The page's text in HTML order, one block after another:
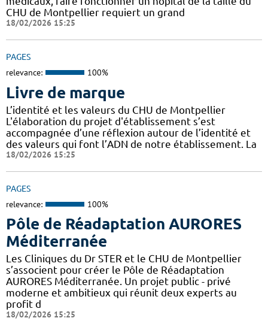
CHU de Montpellier requiert un grand
18/02/2026 15:25
PAGES
relevance: 100%
Livre de marque
L’identité et les valeurs du CHU de Montpellier
L'élaboration du projet d'établissement s’est
accompagnée d’une réflexion autour de l’identité et
des valeurs qui font l’ADN de notre établissement. La
18/02/2026 15:25
PAGES
relevance: 100%
Pôle de Réadaptation AURORES
Méditerranée
Les Cliniques du Dr STER et le CHU de Montpellier
s’associent pour créer le Pôle de Réadaptation
AURORES Méditerranée. Un projet public - privé
moderne et ambitieux qui réunit deux experts au
profit d
18/02/2026 15:25